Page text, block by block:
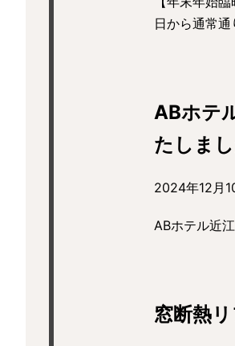
日から通常
ABホテ
たしま
2024年12月
ABホテル近
窓断熱